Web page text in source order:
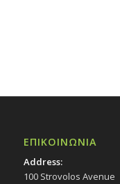
ΕΠΙΚΟΙΝΩΝΙΑ
Address:
100 Strovolos Avenue